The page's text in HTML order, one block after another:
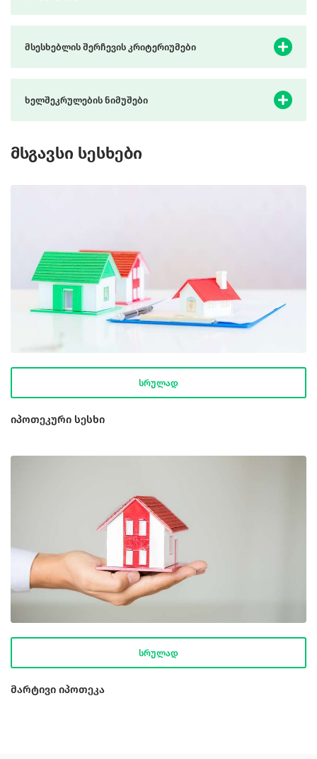
მსესხებლის შერჩევის კრიტერიუმები
ხელშეკრულების ნიმუშები
მსგავსი სესხები
სრულად
იპოთეკური სესხი
სრულად
მარტივი იპოთეკა